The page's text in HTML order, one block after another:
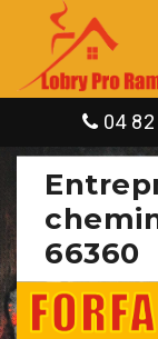
04
66360